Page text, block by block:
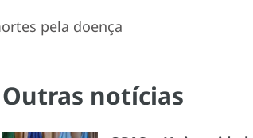
pela doença
Outras notícias